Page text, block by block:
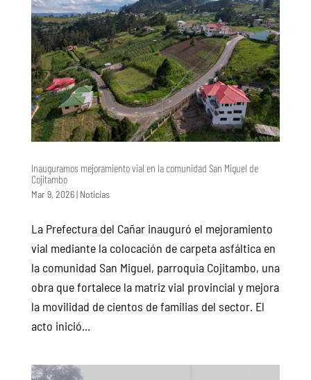
Inauguramos mejoramiento vial en la comunidad San Miguel de
Cojitambo
Mar 9, 2026| Noticias
La Prefectura del Cañar inauguró el mejoramiento
vial mediante la colocación de carpeta asfáltica en
la comunidad San Miguel, parroquia Cojitambo, una
obra que fortalece la matriz vial provincial y mejora
la movilidad de cientos de familias del sector. El
acto inició...